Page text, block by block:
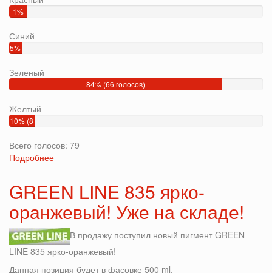
1%
голос)
Синий
5%
голосов)
Зеленый
84% (66 голосов)
Желтый
10% (8
Всего голосов: 79
Подробнее
цветов
является
основным
GREEN LINE 835 ярко-
оранжевый! Уже на складе!
В продажу поступил новый пигмент GREEN
LINE 835 ярко-оранжевый!
Данная позиция будет в фасовке 500 ml.